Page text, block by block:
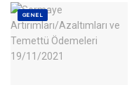
GENEL